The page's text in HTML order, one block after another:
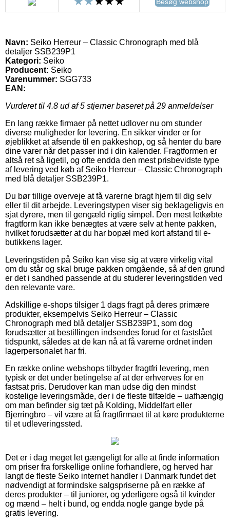
Navn: Seiko Herreur – Classic Chronograph med blå
detaljer SSB239P1
Kategori: Seiko
Producent: Seiko
Varenummer: SGG733
EAN:
Vurderet til 4.8 ud af 5 stjerner baseret på 29 anmeldelser
En lang række firmaer på nettet udlover nu om stunder
diverse muligheder for levering. En sikker vinder er for
øjeblikket at afsende til en pakkeshop, og så henter du bare
dine varer når det passer ind i din kalender. Fragtformen er
altså ret så ligetil, og ofte endda den mest prisbevidste type
af levering ved køb af Seiko Herreur – Classic Chronograph
med blå detaljer SSB239P1.
Du bør tillige overveje at få varerne bragt hjem til dig selv
eller til dit arbejde. Leveringstypen viser sig beklageligvis en
sjat dyrere, men til gengæld rigtig simpel. Den mest letkøbte
fragtform kan ikke benægtes at være selv at hente pakken,
hvilket forudsætter at du har bopæl med kort afstand til e-
butikkens lager.
Leveringstiden på Seiko kan vise sig at være virkelig vital
om du står og skal bruge pakken omgående, så af den grund
er det i sandhed passende at du studerer leveringstiden ved
den relevante vare.
Adskillige e-shops tilsiger 1 dags fragt på deres primære
produkter, eksempelvis Seiko Herreur – Classic
Chronograph med blå detaljer SSB239P1, som dog
forudsætter at bestillingen indsendes forud for et fastslået
tidspunkt, således at de kan nå at få varerne ordnet inden
lagerpersonalet har fri.
En række online webshops tilbyder fragtfri levering, men
typisk er det under betingelse af at der erhverves for en
fastsat pris. Derudover kan man udse dig den mindst
kostelige leveringsmåde, der i de fleste tilfælde – uafhængig
om man befinder sig tæt på Kolding, Middelfart eller
Bjerringbro – vil være at få fragtfirmaet til at køre produkterne
til et udleveringssted.
Det er i dag meget let gængeligt for alle at finde information
om priser fra forskellige online forhandlere, og herved har
langt de fleste Seiko internet handler i Danmark fundet det
nødvendigt at formindske salgspriserne på en række af
deres produkter – til juniorer, og yderligere også til kvinder
og mænd – helt i bund, og endda nogle gange byde på
gratis levering.